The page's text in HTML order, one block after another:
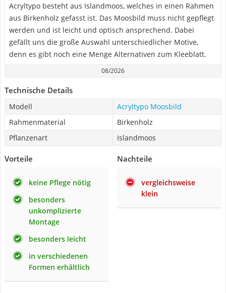
Acryltypo besteht aus Islandmoos, welches in einen Rahmen
aus Birkenholz gefasst ist. Das Moosbild muss nicht gepflegt
werden und ist leicht und optisch ansprechend. Dabei
gefällt uns die große Auswahl unterschiedlicher Motive,
denn es gibt noch eine Menge Alternativen zum Kleeblatt.
08/2026
Technische Details
Modell
Acryltypo Moosbild
Rahmenmaterial
Birkenholz
Pflanzenart
Islandmoos
Vorteile
keine Pflege nötig
besonders
unkomplizierte
Montage
besonders leicht
in verschiedenen
Formen erhältlich
Nachteile
vergleichsweise
klein